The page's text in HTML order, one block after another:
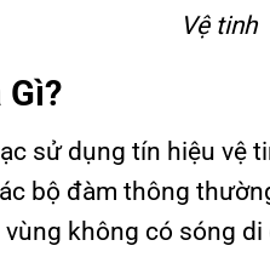
Vệ tinh
Gì?
sử dụng tín hiệu vệ
bộ đàm thông
không có sóng